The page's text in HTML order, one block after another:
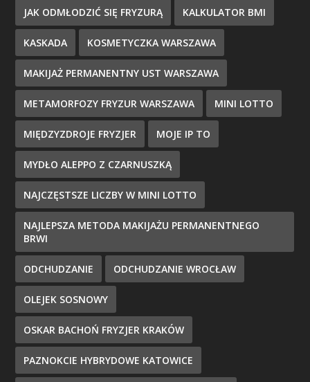
JAK ODMŁODZIĆ SIĘ FRYZURĄ KALKULATOR BMI
KASKADA KOSMETYCZKA WARSZAWA
MAKIJAŻ PERMANENTNY UST WARSZAWA
METAMORFOZY FRYZUR WARSZAWA MINI LOTTO
MIĘDZYZDROJE FRYZJER MOJE IP TO
MYDŁO ALEPPO Z CZARNUSZKĄ
NAJCZĘSTSZE LICZBY W MINI LOTTO
NAJLEPSZA METODA MAKIJAŻU PERMANENTNEGO
BRWI
ODCHUDZANIE ODCHUDZANIE WROCŁAW
OLEJEK SOSNOWY
OSKAR BACHOŃ FRYZJER KRAKÓW
PAZNOKCIE HYBRYDOWE KATOWICE